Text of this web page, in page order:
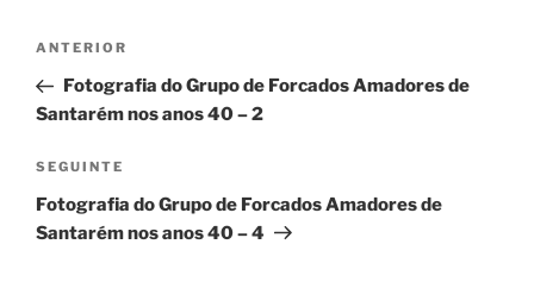
Navegação
artigos
Conteúdo
anterior
ANTERIOR
Fotografia do Grupo de Forcados Amadores de
Santarém nos anos 40 – 2
Conteúdo
seguinte
SEGUINTE
Fotografia do Grupo de Forcados Amadores de
Santarém nos anos 40 – 4